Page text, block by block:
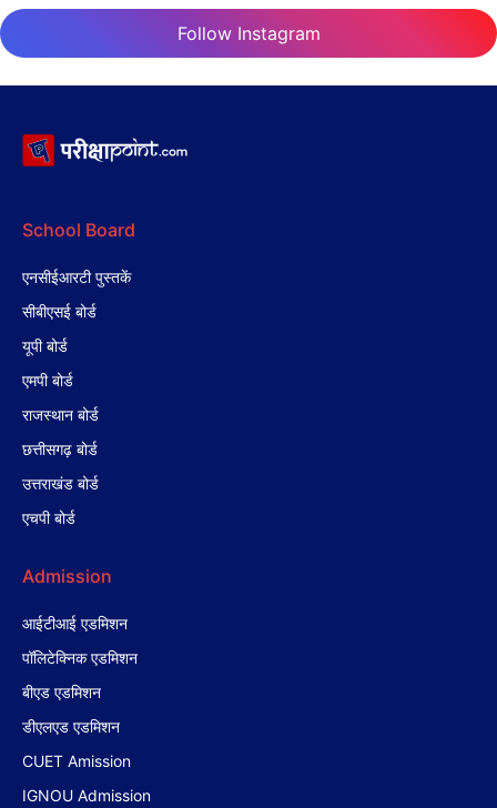
Follow Instagram
School Board
एनसीईआरटी पुस्तकें
सीबीएसई बोर्ड
यूपी बोर्ड
एमपी बोर्ड
राजस्थान बोर्ड
छत्तीसगढ़ बोर्ड
उत्तराखंड बोर्ड
एचपी बोर्ड
Admission
आईटीआई एडमिशन
पॉलिटेक्निक एडमिशन
बीएड एडमिशन
डीएलएड एडमिशन
CUET Amission
IGNOU Admission